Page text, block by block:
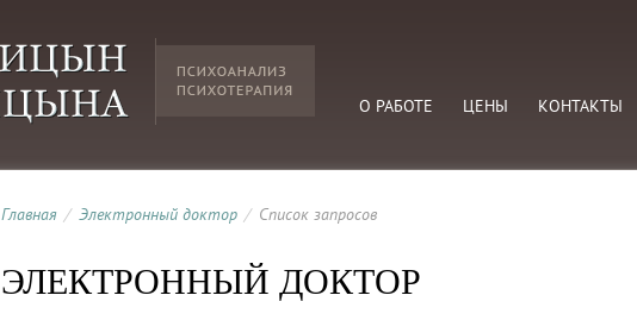
О РАБОТЕ ЦЕНЫ КОНТАКТЫ
Главная / Электронный доктор / Список запросов
ЭЛЕКТРОННЫЙ ДОКТОР